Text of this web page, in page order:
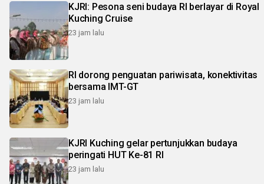
KJRI: Pesona seni budaya RI berlayar di Royal
Kuching Cruise
23 jam lalu
RI dorong penguatan pariwisata, konektivitas
bersama IMT-GT
23 jam lalu
KJRI Kuching gelar pertunjukkan budaya
peringati HUT Ke-81 RI
23 jam lalu